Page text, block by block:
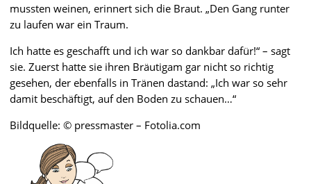
mussten weinen, erinnert sich die Braut. „Den Gang runter
zu laufen war ein Traum.
Ich hatte es geschafft und ich war so dankbar dafür!“ – sagt
sie. Zuerst hatte sie ihren Bräutigam gar nicht so richtig
gesehen, der ebenfalls in Tränen dastand: „Ich war so sehr
damit beschäftigt, auf den Boden zu schauen…“
Bildquelle: © pressmaster – Fotolia.com